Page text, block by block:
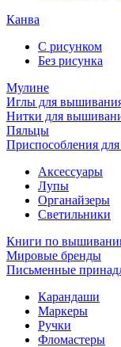
Канва
С рисунком
Без рисунка
Мулине
Иглы для
Нитки для
Пяльцы
Приспособления
Аксессуары
Лупы
Органайзеры
Светильники
Книги по
Мировые бренды
Письменные
Карандаши
Маркеры
Ручки
Фломастеры